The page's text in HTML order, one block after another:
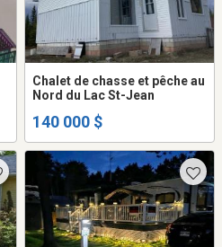
Chalet de chasse et pêche au
Nord du Lac St-Jean
140 000 $